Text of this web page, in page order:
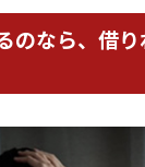
のなら、借